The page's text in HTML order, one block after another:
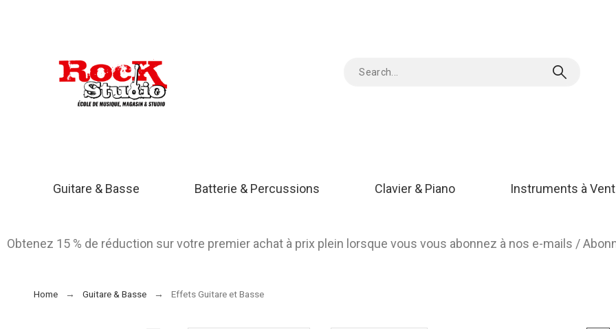
Guitare & Basse Batterie & Percussions Clavier & Piano Instruments à Vent
Obtenez 15 % de réduction sur votre premier achat à prix plein lorsque vous vous abonnez à nos e-mails /
Home Guitare & Basse Effets Guitare et Basse